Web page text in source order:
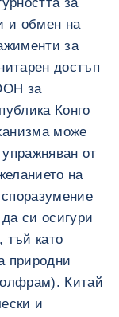
и обмен на
за
достъп
за
Конго
може
от
на
си осигури
тъй като
природни
Китай
и